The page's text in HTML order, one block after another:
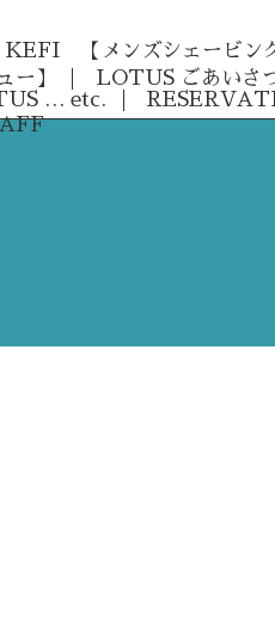
KEFI 【メンズシェービン
】
LOTUS ごあいさ
… etc.